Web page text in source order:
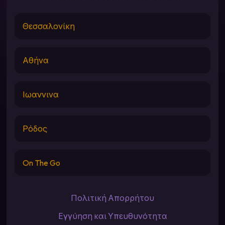
Θεσσαλονίκη
Αθήνα
Ιωαννινα
Ρόδος
On The Go
Πολιτική Απορρήτου
Εγγύηση και Υπευθυνότητα